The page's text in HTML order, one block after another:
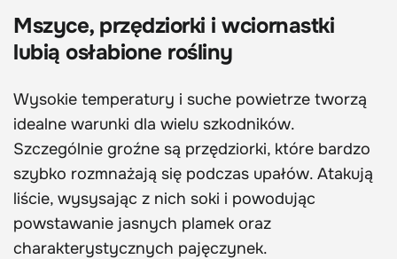
Mszyce, przędziorki i wciornastki
lubią osłabione rośliny
Wysokie temperatury i suche powietrze tworzą
idealne warunki dla wielu szkodników.
Szczególnie groźne są przędziorki, które bardzo
szybko rozmnażają się podczas upałów. Atakują
liście, wysysając z nich soki i powodując
powstawanie jasnych plamek oraz
charakterystycznych pajęczynek.